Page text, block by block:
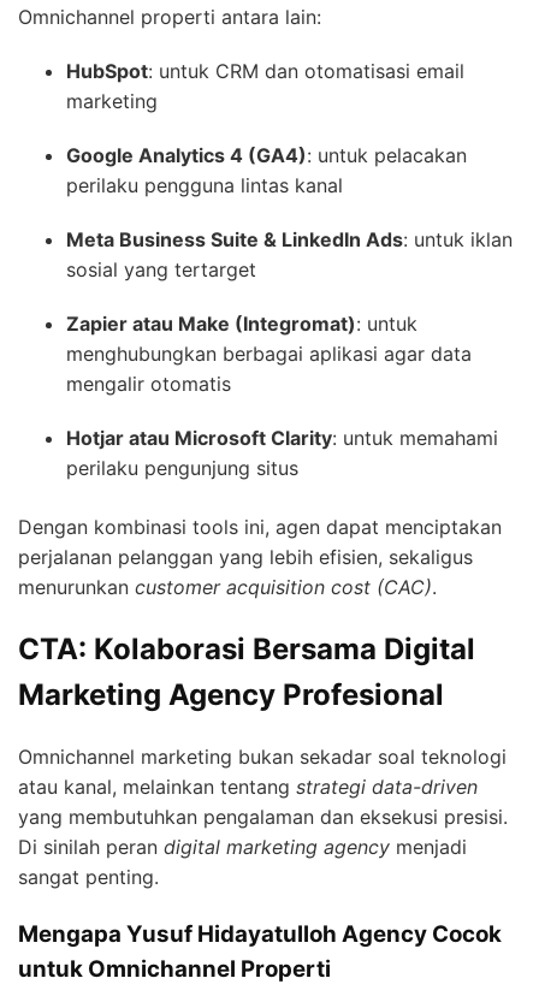
Omnichannel properti antara lain:
HubSpot: untuk CRM dan otomatisasi email
marketing
Google Analytics 4 (GA4): untuk pelacakan
perilaku pengguna lintas kanal
Meta Business Suite & LinkedIn Ads: untuk iklan
sosial yang tertarget
Zapier atau Make (Integromat): untuk
menghubungkan berbagai aplikasi agar data
mengalir otomatis
Hotjar atau Microsoft Clarity: untuk memahami
perilaku pengunjung situs
Dengan kombinasi tools ini, agen dapat menciptakan
perjalanan pelanggan yang lebih efisien, sekaligus
menurunkan customer acquisition cost (CAC).
CTA: Kolaborasi Bersama Digital
Marketing Agency Profesional
Omnichannel marketing bukan sekadar soal teknologi
atau kanal, melainkan tentang strategi data-driven
yang membutuhkan pengalaman dan eksekusi presisi.
Di sinilah peran digital marketing agency menjadi
sangat penting.
Mengapa Yusuf Hidayatulloh Agency Cocok
untuk Omnichannel Properti